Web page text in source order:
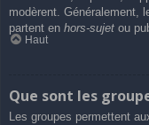
modèrent. Généralement,
partent en hors-sujet ou
Haut
Que sont les
Les groupes permettent